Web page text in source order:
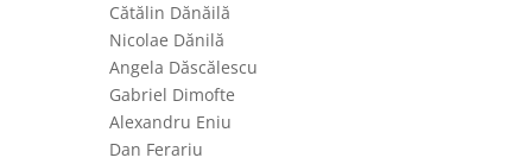
Cătălin Dănăilă
Nicolae Dănilă
Angela Dăscălescu
Gabriel Dimofte
Alexandru Eniu
Dan Ferariu